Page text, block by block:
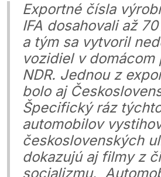
Exportné čísla
IFA dosahovali až
a tým sa vytvoril
vozidiel v domácom
NDR. Jednou z
bolo aj
Špecifický ráz
automobilov
československých
dokazujú aj filmy z
socializmu.